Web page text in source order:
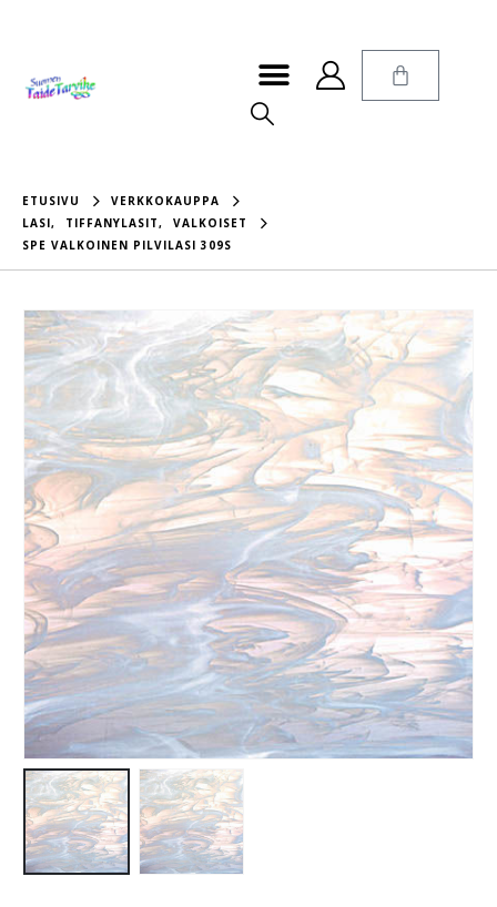
ETUSIVU
VERKKOKAUPPA
LASI, TIFFANYLASIT,
VALKOISET
SPE VALKOINEN PILVILASI 309S